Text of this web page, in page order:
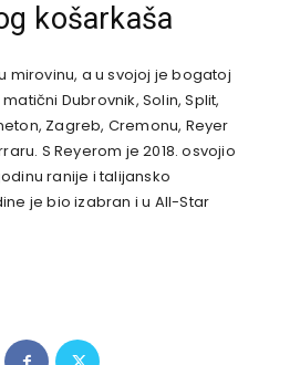
košarkaša
mirovinu, a u svojoj je bogatoj
Dubrovnik, Solin, Split,
Zagreb, Cremonu, Reyer
S Reyerom je 2018. osvojio
ranije i talijansko
je bio izabran i u All-Star